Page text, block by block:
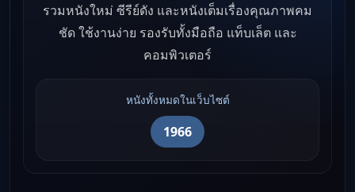
รวมหนังใหม่ ซีรีย์ดัง และหนังเต็มเรื่องคุณภาพคม
ชัด ใช้งานง่าย รองรับทั้งมือถือ แท็บเล็ต และ
คอมพิวเตอร์
หนังทั้งหมดในเว็บไซต์
1966